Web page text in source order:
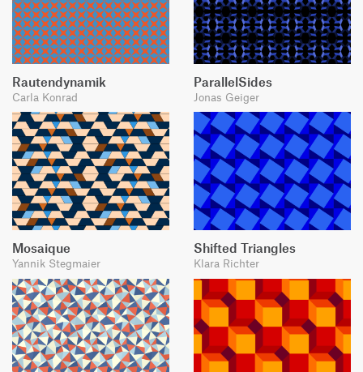
Rautendynamik
Carla Konrad
ParallelSides
Jonas Geiger
Mosaique
Yannik Stegmaier
Shifted Triangles
Klara Richter